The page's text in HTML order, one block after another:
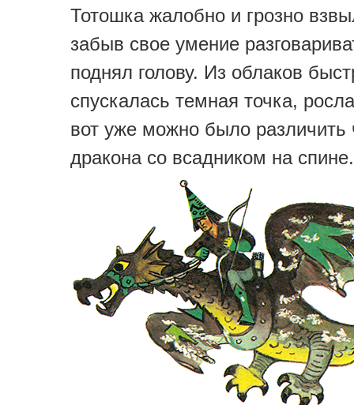
Тотошка жалобно и грозно
забыв свое умение
поднял голову. Из облаков
спускалась темная точка,
вот уже можно было различить
дракона со всадником на спине.